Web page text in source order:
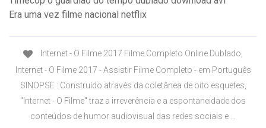
Era uma vez filme nacional netflix
Internet - O Filme 2017 Filme Completo Online Dublado,
Internet - O Filme 2017 - Assistir Filme Completo - em Português
SINOPSE : Construído através da coletânea de oito esquetes,
"Internet - O Filme" traz a irreverência e a espontaneidade dos
conteúdos de humor audiovisual das redes sociais e …